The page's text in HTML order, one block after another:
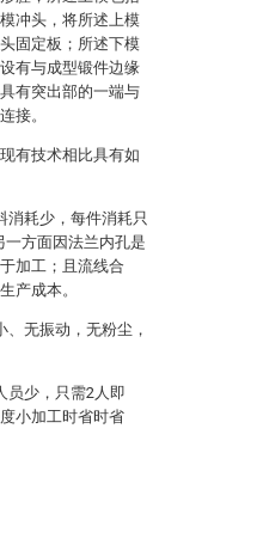
冲头，将所述上模
固定板；所述下模
有与成型锻件边缘
有突出部的一端与
接。
有技术相比具有如
消耗少，每件消耗只
一方面因法兰内孔是
加工；且流线合
产成本。
无振动，无粉尘，
员少，只需2人即
小加工时省时省